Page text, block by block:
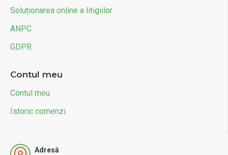
Soluționarea online a litigiilor
ANPC
GDPR
Contul meu
Contul meu
Istoric comenzi
Adresă